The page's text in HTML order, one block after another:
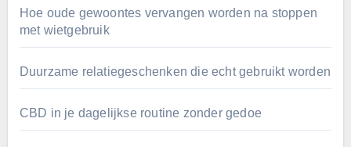
Hoe oude gewoontes vervangen worden na stoppen
met wietgebruik
Duurzame relatiegeschenken die echt gebruikt worden
CBD in je dagelijkse routine zonder gedoe